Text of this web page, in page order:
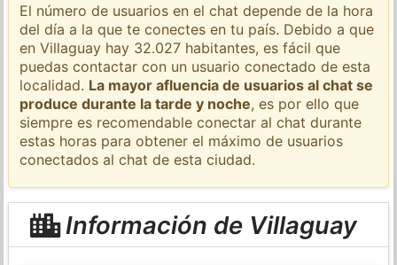
El número de usuarios en el chat depende de la hora
del día a la que te conectes en tu país. Debido a que
en Villaguay hay 32.027 habitantes, es fácil que
puedas contactar con un usuario conectado de esta
localidad. La mayor afluencia de usuarios al chat se
produce durante la tarde y noche, es por ello que
siempre es recomendable conectar al chat durante
estas horas para obtener el máximo de usuarios
conectados al chat de esta ciudad.
Información de Villaguay